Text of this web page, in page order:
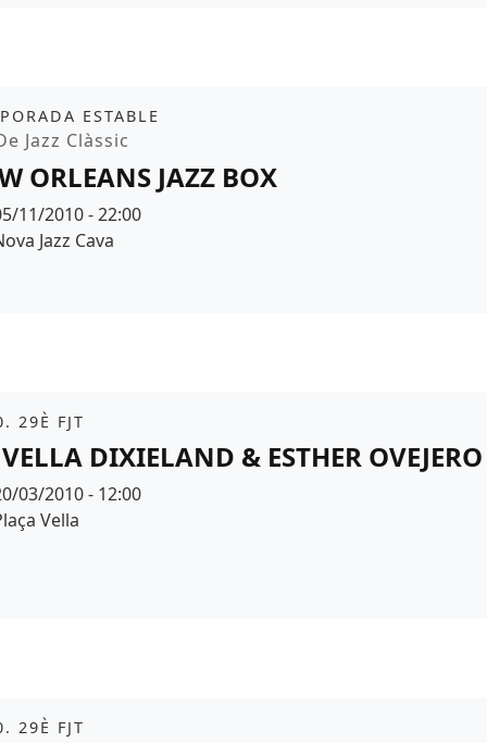
ESTABLE
Jazz Clàssic
ORLEANS JAZZ BOX
11/2010 - 22:00
Jazz Cava
29È FJT
DIXIELAND & ESTHER OVEJERO
03/2010 - 12:00
Vella
29È FJT